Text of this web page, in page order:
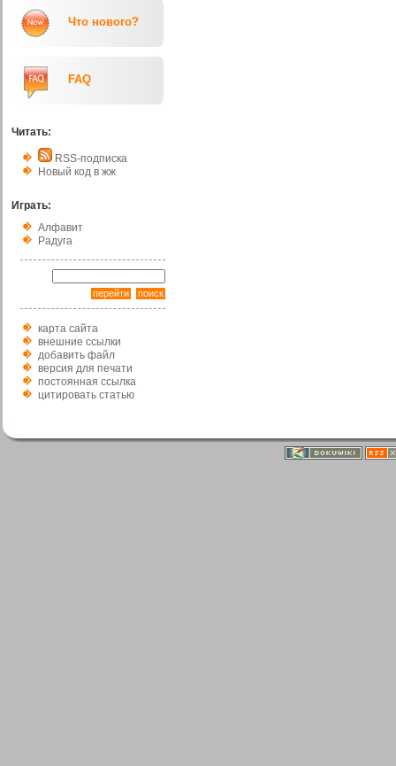
Что нового?
FAQ
Читать:
RSS-подписка
Новый код в жж
Играть:
Алфавит
Радуга
карта сайта
внешние ссылки
добавить файл
версия для печати
постоянная ссылка
цитировать статью